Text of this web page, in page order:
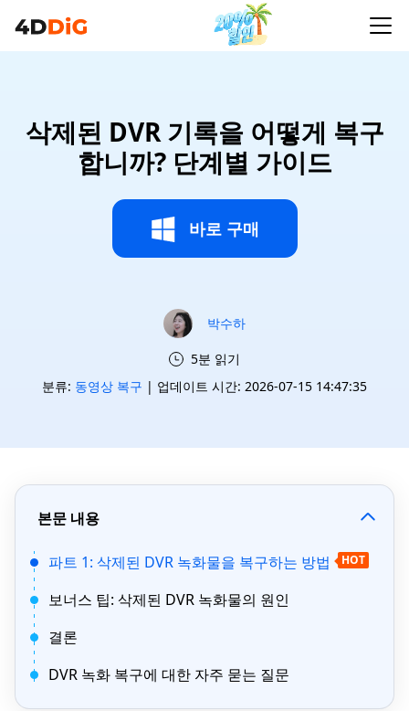
삭제된 DVR 기록을 어떻게 복구
합니까? 단계별 가이드
바로 구매
박수하
5분 읽기
분류: 동영상 복구 | 업데이트 시간: 2026-07-15 14:47:35
본문 내용
파트 1: 삭제된 DVR 녹화물을 복구하는 방법 HOT
보너스 팁: 삭제된 DVR 녹화물의 원인
결론
DVR 녹화 복구에 대한 자주 묻는 질문